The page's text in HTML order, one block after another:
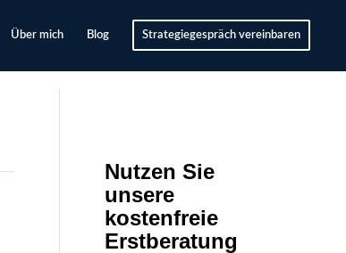
Über mich Blog Strategiegespräch vereinbaren
Nutzen Sie
unsere
kostenfreie
Erstberatung